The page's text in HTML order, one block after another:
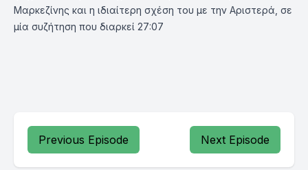
Μαρκεζίνης και η ιδιαίτερη σχέση του με την Αριστερά, σε
μία συζήτηση που διαρκεί 27:07
Previous Episode Next Episode